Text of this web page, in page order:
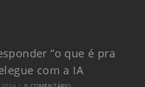
“o que é pra
com a IA